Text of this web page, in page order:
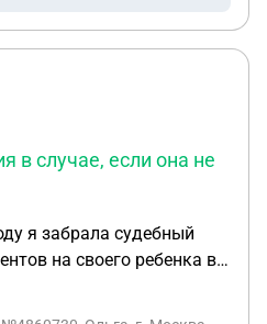
в случае, если она не
я забрала судебный
на своего ребенка в
муж не работал, вёл